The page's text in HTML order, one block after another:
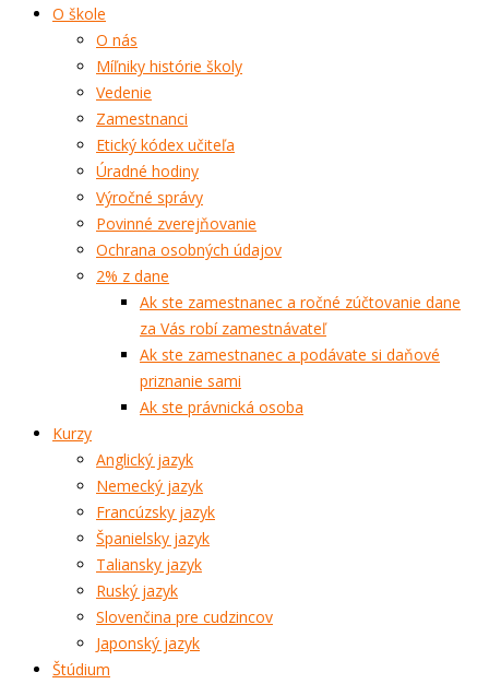
O škole
O nás
Míľniky histórie školy
Vedenie
Zamestnanci
Etický kódex učiteľa
Úradné hodiny
Výročné správy
Povinné zverejňovanie
Ochrana osobných údajov
2% z dane
Ak ste zamestnanec a ročné zúčtovanie dane
za Vás robí zamestnávateľ
Ak ste zamestnanec a podávate si daňové
priznanie sami
Ak ste právnická osoba
Kurzy
Anglický jazyk
Nemecký jazyk
Francúzsky jazyk
Španielsky jazyk
Taliansky jazyk
Ruský jazyk
Slovenčina pre cudzincov
Japonský jazyk
Štúdium